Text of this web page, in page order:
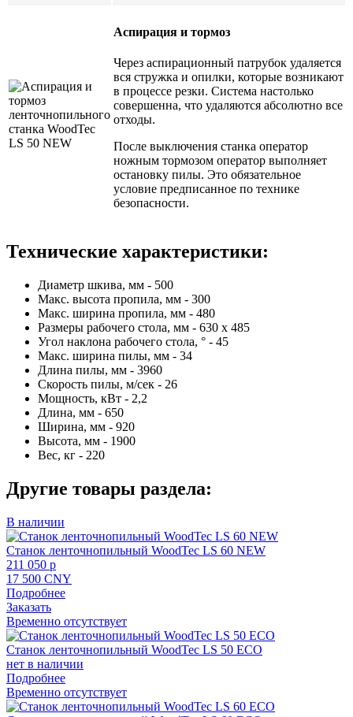
Аспирация и тормоз
Через аспирационный патрубок удаляется
вся стружка и опилки, которые возникают
в процессе резки. Система настолько
совершенна, что удаляются абсолютно все
отходы.
После выключения станка оператор
ножным тормозом оператор выполняет
остановку пилы. Это обязательное
условие предписанное по технике
безопасности.
Технические характеристики:
Диаметр шкива, мм - 500
Макс. высота пропила, мм - 300
Макс. ширина пропила, мм - 480
Размеры рабочего стола, мм - 630 х 485
Угол наклона рабочего стола, ° - 45
Макс. ширина пилы, мм - 34
Длина пилы, мм - 3960
Скорость пилы, м/сек - 26
Мощность, кВт - 2,2
Длина, мм - 650
Ширина, мм - 920
Высота, мм - 1900
Вес, кг - 220
Другие товары раздела:
В наличии
Станок ленточнопильный WoodTec LS 60 NEW
211 050 p
17 500 CNY
Подробнее
Заказать
Временно отсутствует
Станок ленточнопильный WoodTec LS 50 ECO
нет в наличии
Подробнее
Временно отсутствует